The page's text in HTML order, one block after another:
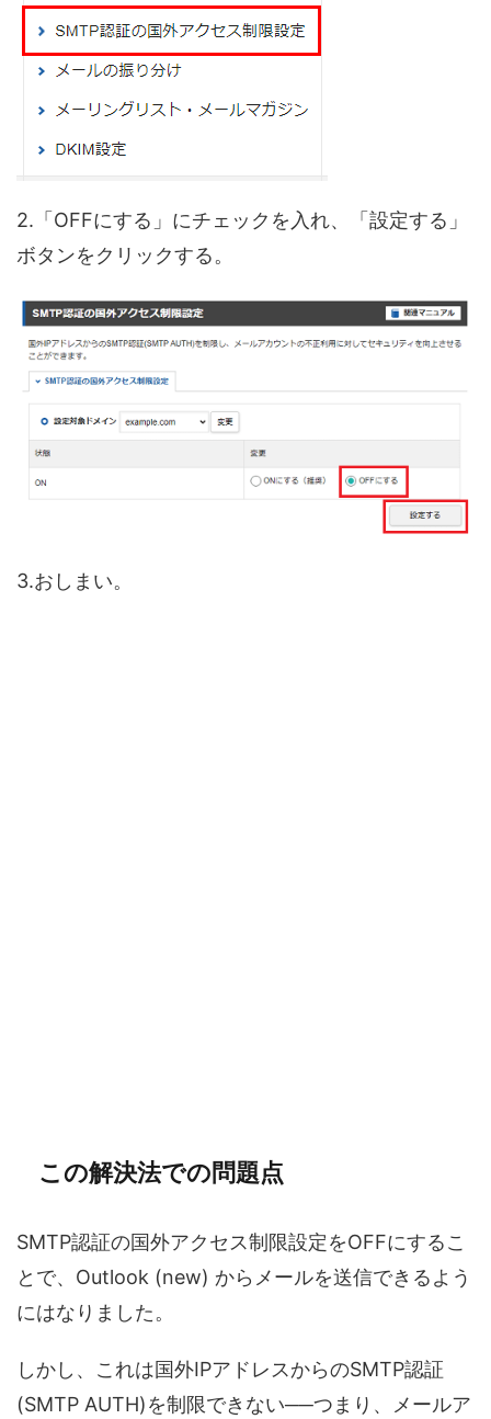
2.「OFFにする」にチェックを入れ、「設定する」
ボタンをクリックする。
3.おしまい。
この解決法での問題点
SMTP認証の国外アクセス制限設定をOFFにするこ
とで、Outlook (new) からメールを送信できるよう
にはなりました。
しかし、これは国外IPアドレスからのSMTP認証
(SMTP AUTH)を制限できない──つまり、メールア